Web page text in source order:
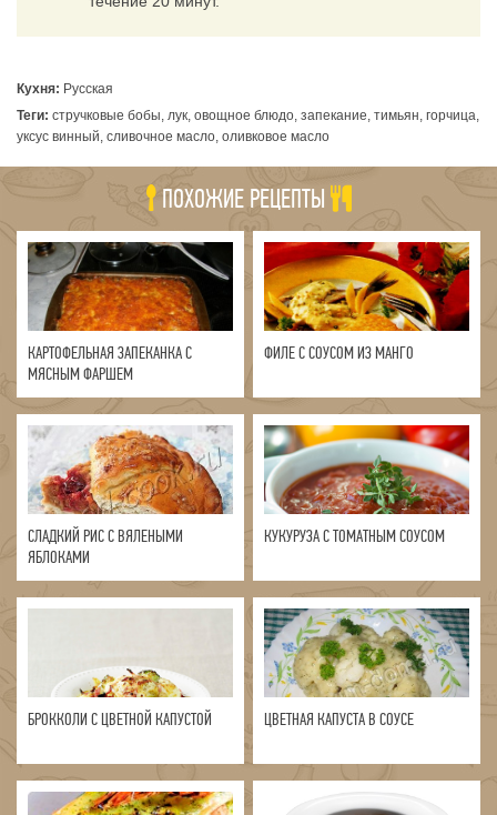
Кухня: Русская
Теги: стручковые бобы, лук, овощное блюдо, запекание, тимьян, горчица,
уксус винный, сливочное масло, оливковое масло
ПОХОЖИЕ РЕЦЕПТЫ
КАРТОФЕЛЬНАЯ ЗАПЕКАНКА С
МЯСНЫМ ФАРШЕМ
ФИЛЕ С СОУСОМ ИЗ МАНГО
СЛАДКИЙ РИС С ВЯЛЕНЫМИ
ЯБЛОКАМИ
КУКУРУЗА С ТОМАТНЫМ СОУСОМ
БРОККОЛИ С ЦВЕТНОЙ КАПУСТОЙ ЦВЕТНАЯ КАПУСТА В СОУСЕ